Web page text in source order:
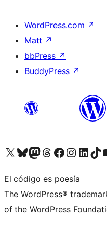
WordPress.com ↗
Matt ↗
bbPress ↗
BuddyPress ↗
Visita nuestra cuenta de X (anteriormente Twitter)
Visita nuestra cuenta de Bluesky
Visita nuestra cuenta de Mastodon
Visita nuestra cuenta de Threads
Visita nuestra página de
Visita nuestra cuenta
Visita nuestra
Visita
El código es poesía
The WordPress®
of the WordPress